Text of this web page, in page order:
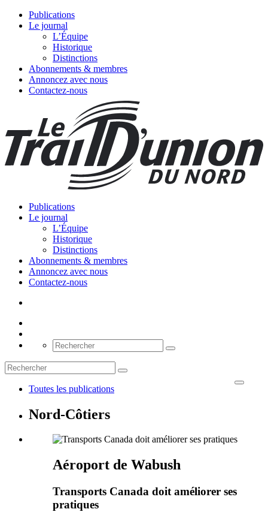
Publications
Le journal
L’Équipe
Historique
Distinctions
Abonnements & membres
Annoncez avec nous
Contactez-nous
Publications
Le journal
L’Équipe
Historique
Distinctions
Abonnements & membres
Annoncez avec nous
Contactez-nous
Toutes les publications
Nord-Côtiers
Aéroport de Wabush
Transports Canada doit améliorer ses
pratiques